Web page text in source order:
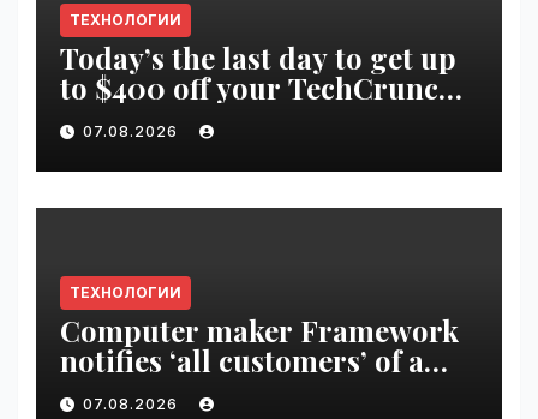
ТЕХНОЛОГИИ
Today’s the last day to get up
to $400 off your TechCrunch
Disrupt 2026 ticket |
VseTime.ru
07.08.2026
ТЕХНОЛОГИИ
Computer maker Framework
notifies ‘all customers’ of a
data breach | VseTime.ru
07.08.2026